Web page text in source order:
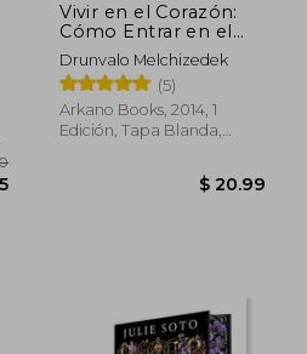
Vivir en el Corazón:
Cómo Entrar en el
Espacio Sagrado del
Corazón
Drunvalo Melchizedek
(5)
Arkano Books, 2014, 1
Edición, Tapa Blanda,